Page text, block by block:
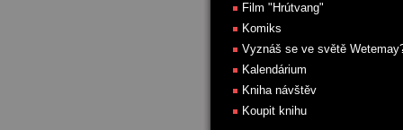
Film "Hrútvang"
Komiks
Vyznáš se ve světě
Kalendárium
Kniha návštěv
Koupit knihu